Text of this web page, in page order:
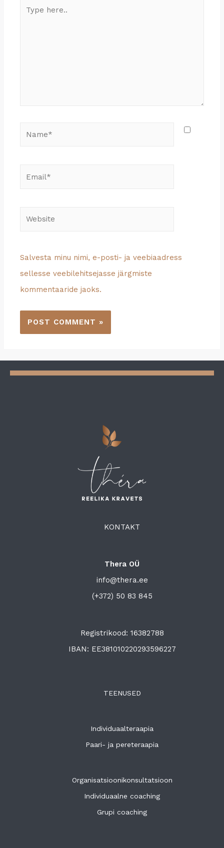
Salvesta minu nimi, e-posti- ja veebiaadress
sellesse veebilehitsejasse järgmiste
kommentaaride jaoks.
KONTAKT
Thera OÜ
info@thera.ee
(+372) 50 83 845
Registrikood: 16382788
IBAN: EE381010220293596227
TEENUSED
Individuaalteraapia
Paari- ja pereteraapia
Organisatsioonikonsultatsioon
Individuaalne coaching
Grupi coaching